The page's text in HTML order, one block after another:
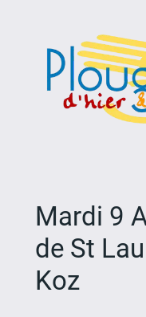
Mardi 9
de St
Koz